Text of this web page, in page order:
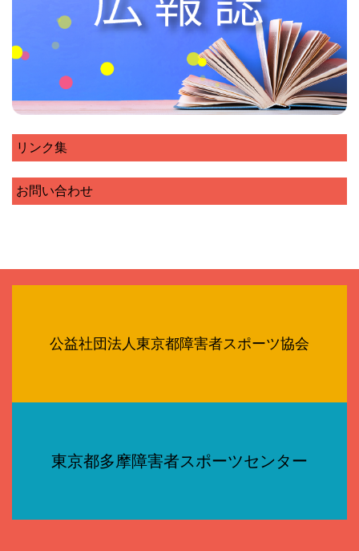
リンク集
お問い合わせ
公益社団法人東京都障害者スポーツ協会
東京都多摩障害者スポーツセンター